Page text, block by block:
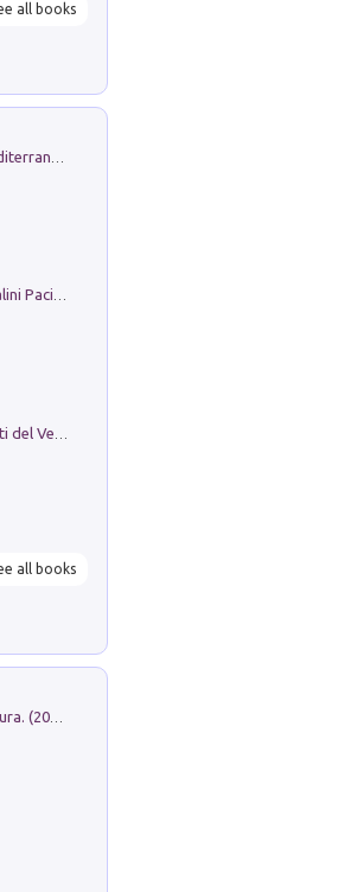
all books
Il Filo Della Pace. Storia di Ezio Bartalini Pacifista
all books